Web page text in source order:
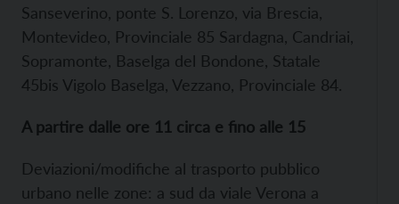
Sanseverino, ponte S. Lorenzo, via Brescia,
Montevideo, Provinciale 85 Sardagna, Candriai,
Sopramonte, Baselga del Bondone, Statale
45bis Vigolo Baselga, Vezzano, Provinciale 84.
A partire dalle ore 11 circa e fino alle 15
Deviazioni/modifiche al trasporto pubblico
urbano nelle zone: a sud da viale Verona a